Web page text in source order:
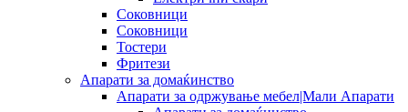
Соковници
Соковници
Тостери
Фритези
Апарати за домаќинство
Апарати за одржување мебел|Мали Апарати